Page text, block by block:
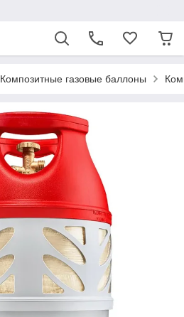
Композитные газовые баллоны